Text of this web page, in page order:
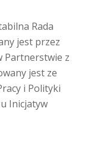
Rada
jest przez
Partnerstwie z
jest ze
i Polityki
Inicjatyw